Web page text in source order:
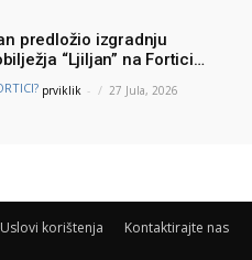
predložio izgradnju
“Ljiljan” na Fortici
– Podšku ideji dao i
ef. Velić
prviklik - 27 Jula, 2026
Uslovi korištenja Kontaktirajte nas